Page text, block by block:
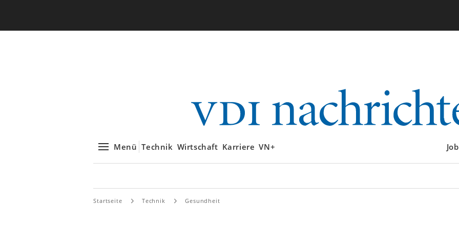
Menü Technik Wirtschaft Karriere VN+
Startseite Technik Gesundheit